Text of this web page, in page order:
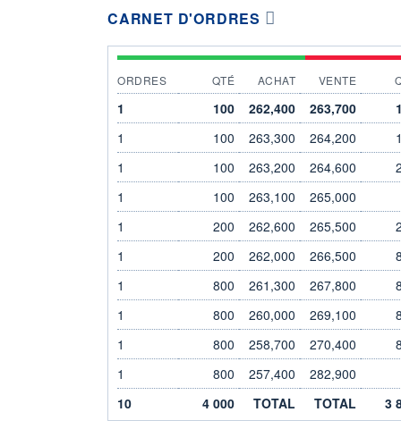
CARNET D'ORDRES
ORDRES QTÉ ACHAT VENTE
1 100 262,400 263,700
1
100 263,300 264,200
1
100 263,200 264,600
1
100 263,100
265,000
1
200 262,600 265,500
1
200 262,000 266,500
1
800 261,300 267,800
1
800 260,000 269,100
1
800 258,700 270,400
1
800 257,400
282,900
10
4 000 TOTAL TOTAL 3